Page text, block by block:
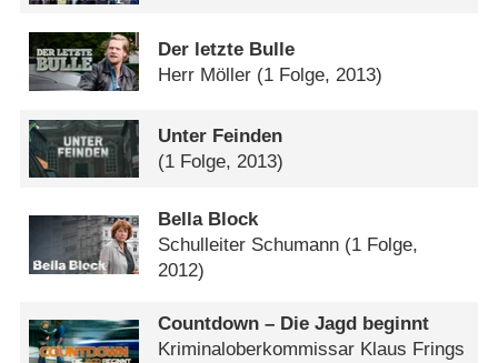
Der letzte Bulle
Herr Möller (1 Folge, 2013)
Unter Feinden
(1 Folge, 2013)
Bella Block
Schulleiter Schumann (1 Folge,
2012)
Countdown – Die Jagd beginnt
Kriminaloberkommissar Klaus Frings